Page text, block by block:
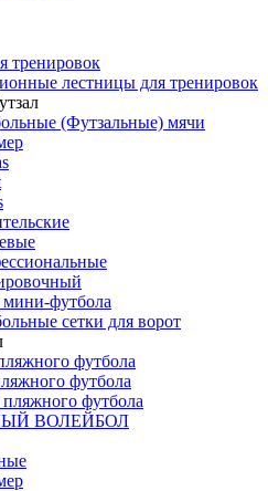
тренировок
лестницы для тренировок
(Футзальные) мячи
мини-футбола
сетки для ворот
футбола
футбола
футбола
ВОЛЕЙБОЛ